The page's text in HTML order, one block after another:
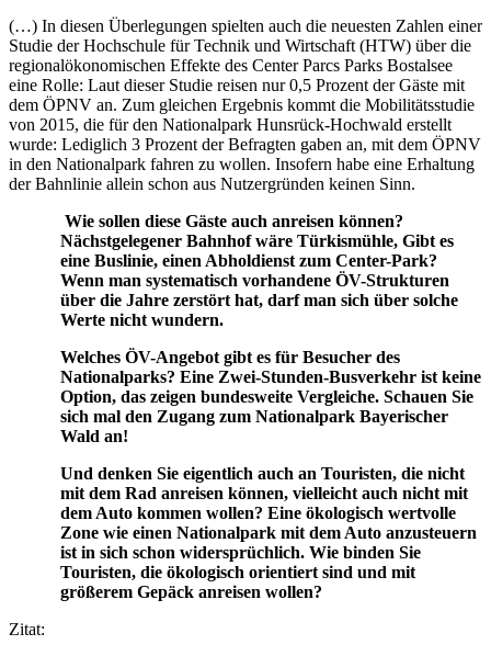
(…) In diesen Überlegungen spielten auch die neuesten Zahlen einer
Studie der Hochschule für Technik und Wirtschaft (HTW) über die
regionalökonomischen Effekte des Center Parcs Parks Bostalsee
eine Rolle: Laut dieser Studie reisen nur 0,5 Prozent der Gäste mit
dem ÖPNV an. Zum gleichen Ergebnis kommt die Mobilitätsstudie
von 2015, die für den Nationalpark Hunsrück-Hochwald erstellt
wurde: Lediglich 3 Prozent der Befragten gaben an, mit dem ÖPNV
in den Nationalpark fahren zu wollen. Insofern habe eine Erhaltung
der Bahnlinie allein schon aus Nutzergründen keinen Sinn.
Wie sollen diese Gäste auch anreisen können?
Nächstgelegener Bahnhof wäre Türkismühle, Gibt es
eine Buslinie, einen Abholdienst zum Center-Park?
Wenn man systematisch vorhandene ÖV-Strukturen
über die Jahre zerstört hat, darf man sich über solche
Werte nicht wundern.
Welches ÖV-Angebot gibt es für Besucher des
Nationalparks? Eine Zwei-Stunden-Busverkehr ist keine
Option, das zeigen bundesweite Vergleiche. Schauen Sie
sich mal den Zugang zum Nationalpark Bayerischer
Wald an!
Und denken Sie eigentlich auch an Touristen, die nicht
mit dem Rad anreisen können, vielleicht auch nicht mit
dem Auto kommen wollen? Eine ökologisch wertvolle
Zone wie einen Nationalpark mit dem Auto anzusteuern
ist in sich schon widersprüchlich. Wie binden Sie
Touristen, die ökologisch orientiert sind und mit
größerem Gepäck anreisen wollen?
Zitat: